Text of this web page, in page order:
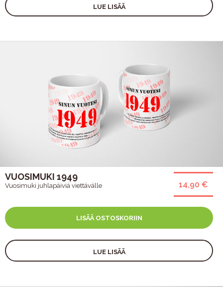
LUE LISÄÄ
14,90 €
VUOSIMUKI 1949
Vuosimuki juhlapäiviä viettävälle
LISÄÄ OSTOSKORIIN
LUE LISÄÄ